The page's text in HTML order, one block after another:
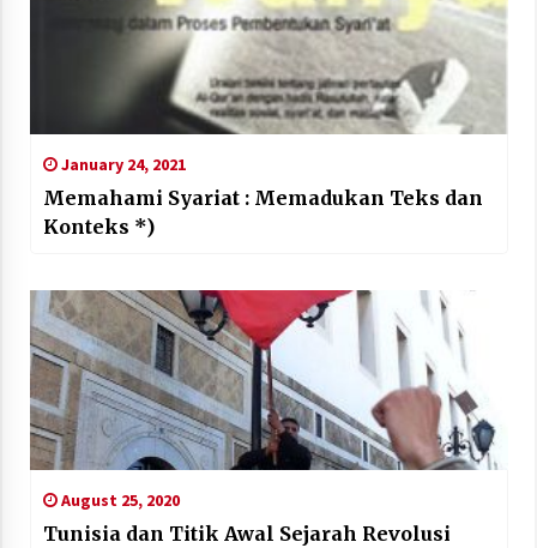
January 24, 2021
Memahami Syariat : Memadukan Teks dan
Konteks *)
August 25, 2020
Tunisia dan Titik Awal Sejarah Revolusi